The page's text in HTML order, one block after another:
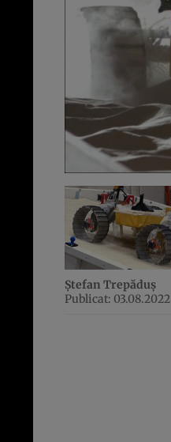
Ștefan Trepăduș
Publicat: 03.08.2022